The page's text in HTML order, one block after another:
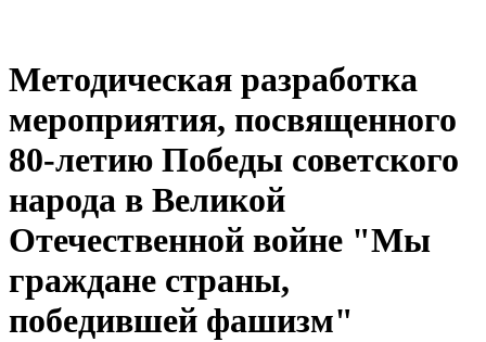
Методическая разработка
мероприятия, посвященного
80-летию Победы советского
народа в Великой
Отечественной войне "Мы
граждане страны,
победившей фашизм"